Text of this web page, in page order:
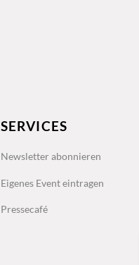
SERVICES
Newsletter abonnieren
Eigenes Event eintragen
Pressecafé